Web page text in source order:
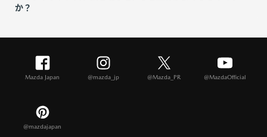
か？
Mazda Japan @mazda_jp @Mazda_PR @MazdaOfficial
@mazdajapan